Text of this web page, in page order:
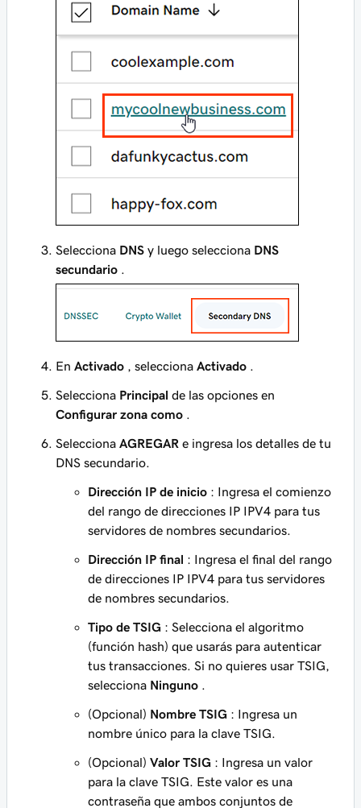
Selecciona DNS y luego selecciona DNS
secundario
En Activado , selecciona Activado
Selecciona Principal de las opciones en
Configurar zona como
Selecciona AGREGAR e ingresa los detalles de tu
DNS secundario.
Dirección IP de inicio : Ingresa el comienzo
del rango de direcciones IP IPV4 para tus
servidores de nombres secundarios.
Dirección IP final : Ingresa el final del rango
de direcciones IP IPV4 para tus servidores
de nombres secundarios.
Tipo de TSIG : Selecciona el algoritmo
(función hash) que usarás para autenticar
tus transacciones. Si no quieres usar TSIG,
selecciona Ninguno
(Opcional) Nombre TSIG : Ingresa un
nombre único para la clave TSIG.
(Opcional) Valor TSIG : Ingresa un valor
para la clave TSIG. Este valor es una
contraseña que ambos conjuntos de